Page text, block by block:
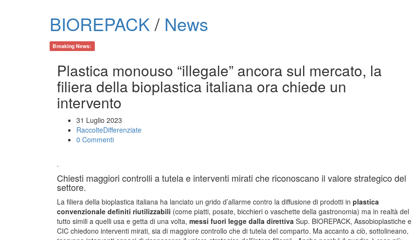
BIOREPACK/ News
Breaking News:
Plastica monouso “illegale” ancora sul mercato, la
filiera della bioplastica italiana ora chiede un
intervento
31 Luglio 2023
RaccolteDifferenziate
0 Commenti
.
Chiesti maggiori controlli a tutela e interventi mirati che riconoscano il valore strategico del
settore.
La filiera della bioplastica italiana ha lanciato un grido d’allarme contro la diffusione di prodotti in plastica
convenzionale definiti riutilizzabili (come piatti, posate, bicchieri o vaschette della gastronomia) ma in realtà del
tutto simili a quelli usa e getta di una volta, messi fuori legge dalla direttiva Sup. BIOREPACK, Assobioplastiche e
CIC chiedono interventi mirati, sia di maggiore controllo che di tutela del comparto. Ma accanto a ciò, sottolineano,